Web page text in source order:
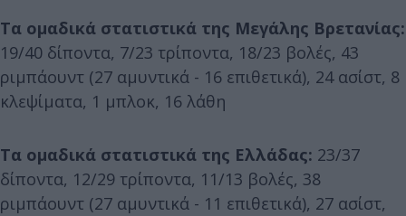
Τα ομαδικά στατιστικά της Μεγάλης Βρετανίας:
19/40 δίποντα, 7/23 τρίποντα, 18/23 βολές, 43
ριμπάουντ (27 αμυντικά - 16 επιθετικά), 24 ασίστ, 8
κλεψίματα, 1 μπλοκ, 16 λάθη
Τα ομαδικά στατιστικά της Ελλάδας: 23/37
δίποντα, 12/29 τρίποντα, 11/13 βολές, 38
ριμπάουντ (27 αμυντικά - 11 επιθετικά), 27 ασίστ,